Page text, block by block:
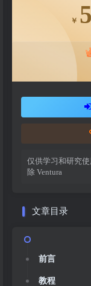
￥ 5
仅供学习和研究
除 Ventura
文章目录
前言
教程